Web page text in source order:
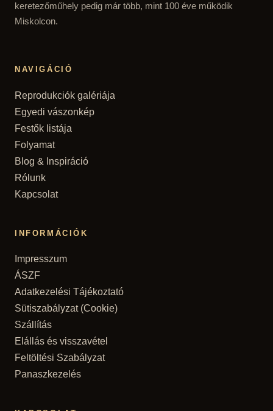
keretezőműhely pedig már több, mint 100 éve működik
Miskolcon.
NAVIGÁCIÓ
Reprodukciók galériája
Egyedi vászonkép
Festők listája
Folyamat
Blog & Inspiráció
Rólunk
Kapcsolat
INFORMÁCIÓK
Impresszum
ÁSZF
Adatkezelési Tájékoztató
Sütiszabályzat (Cookie)
Szállítás
Elállás és visszavétel
Feltöltési Szabályzat
Panaszkezelés